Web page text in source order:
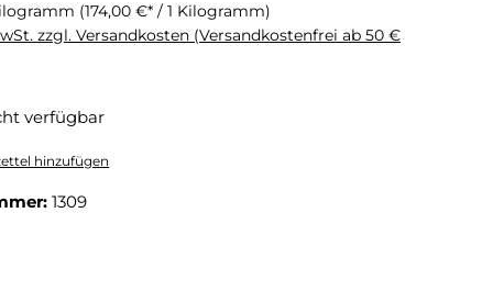
(174,00 €* / 1 Kilogramm)
zzgl. Versandkosten (Versandkostenfrei ab 50 €
verfügbar
hinzufügen
1309